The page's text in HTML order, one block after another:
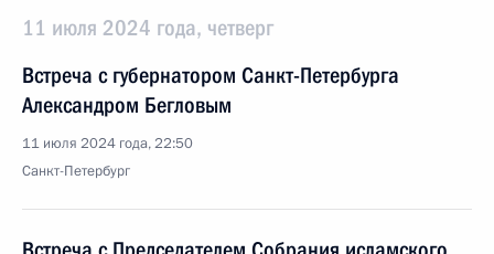
11 июля 2024 года, четверг
Встреча с губернатором Санкт-Петербурга
Александром Бегловым
11 июля 2024 года, 22:50
Санкт-Петербург